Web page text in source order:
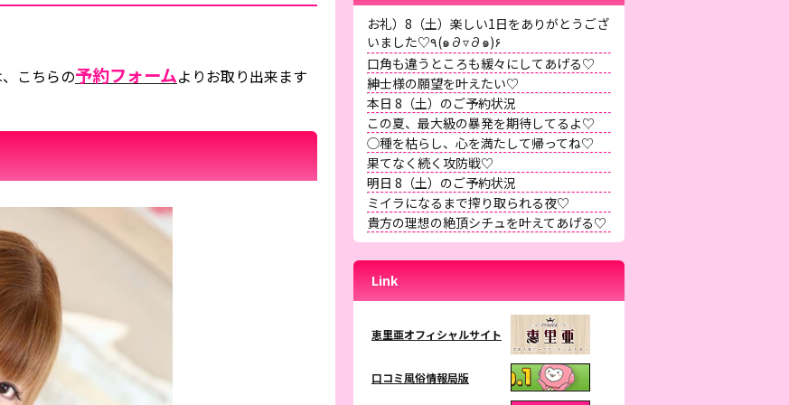
こちらの予約フォームよりお取り出来ます
お礼）8（土）楽しい1日をありがとうござ
いました♡٩(๑∂▿∂๑)۶
口角も違うところも緩々にしてあげる♡
紳士様の願望を叶えたい♡
本日 8（土）のご予約状況
この夏、最大級の暴発を期待してるよ♡
◯種を枯らし、心を満たして帰ってね♡
果てなく続く攻防戦♡
明日 8（土）のご予約状況
ミイラになるまで搾り取られる夜♡
貴方の理想の絶頂シチュを叶えてあげる♡
Link
恵里亜オフィシャルサイト
口コミ風俗情報局版